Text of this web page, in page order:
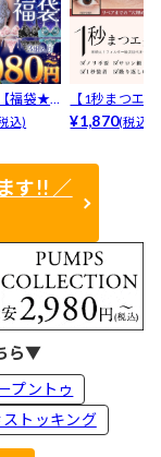
福袋★
3点
込)
【1秒まつエ
リュームタイ
¥1,870(税込)
す!! ／
ら▼
プントゥ
ストッキング